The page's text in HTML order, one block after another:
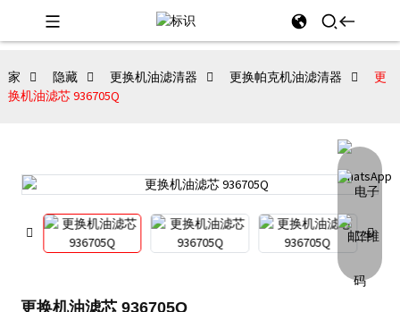
家 隐藏 更换机油滤清器 更换帕克机油滤清器
更
换机油滤芯 936705Q
更换机油滤芯 936705Q